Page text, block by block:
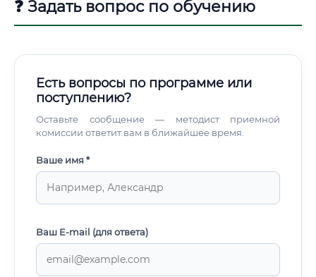
❓ Задать вопрос по обучению
Есть вопросы по программе или
поступлению?
Оставьте сообщение — методист приемной
комиссии ответит вам в ближайшее время.
Ваше имя *
Ваш E-mail (для ответа)